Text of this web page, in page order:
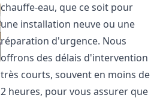
chauffe-eau, que ce soit pour
une installation neuve ou une
réparation d'urgence. Nous
offrons des délais d'intervention
très courts, souvent en moins de
2 heures, pour vous assurer que